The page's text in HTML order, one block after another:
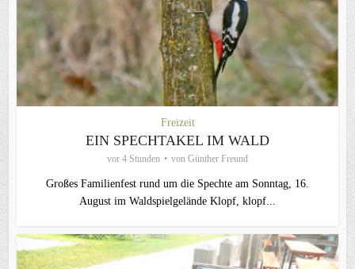
Freizeit
EIN SPECHTAKEL IM WALD
vor 4 Stunden von Günther Freund
Großes Familienfest rund um die Spechte am Sonntag, 16.
August im Waldspielgelände Klopf, klopf...